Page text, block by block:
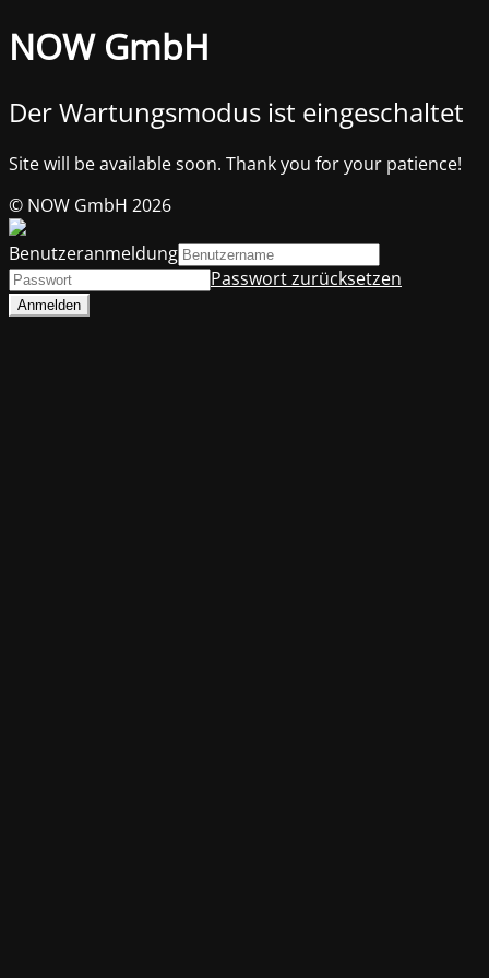
NOW GmbH
Der Wartungsmodus ist eingeschaltet
Site will be available soon. Thank you for your patience!
© NOW GmbH 2026
Benutzeranmeldung
Passwort zurücksetzen